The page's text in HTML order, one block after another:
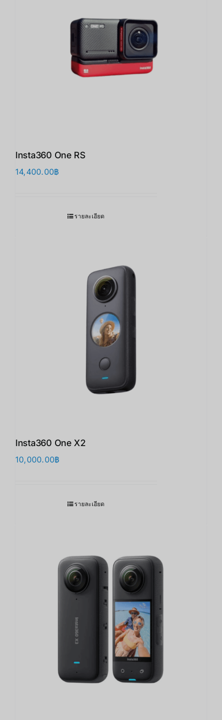
Insta360 One RS
14,400.00฿
รายละเอียด
Insta360 One X2
10,000.00฿
รายละเอียด